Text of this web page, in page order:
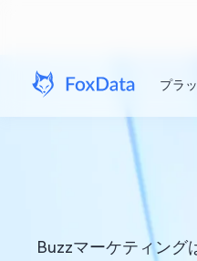
プラ
Buzzマーケティング